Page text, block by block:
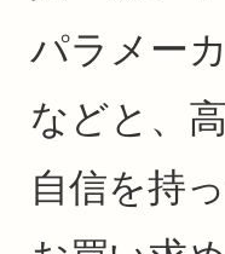
パラメー
などと、
自信を持